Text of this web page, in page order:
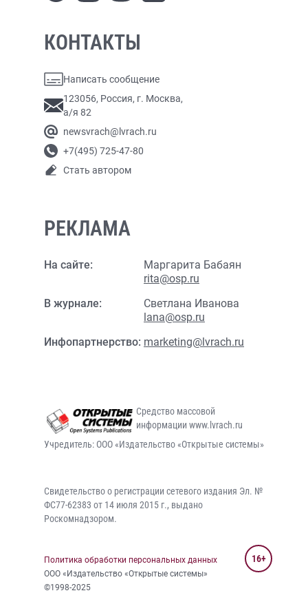
КОНТАКТЫ
Написать сообщение
123056, Россия, г. Москва,
а/я 82
newsvrach@lvrach.ru
+7(495) 725-47-80
Стать автором
РЕКЛАМА
На сайте:
Маргарита Бабаян
rita@osp.ru
В журнале:
Светлана Иванова
lana@osp.ru
Инфопартнерство: marketing@lvrach.ru
Средство массовой
информации www.lvrach.ru
Учредитель: ООО «Издательство «Открытые системы»
Свидетельство о регистрации сетевого издания Эл. №
ФС77-62383 от 14 июля 2015 г., выдано
Роскомнадзором.
Политика обработки персональных данных
ООО «Издательство «Открытые системы»
©1998-2025
16+